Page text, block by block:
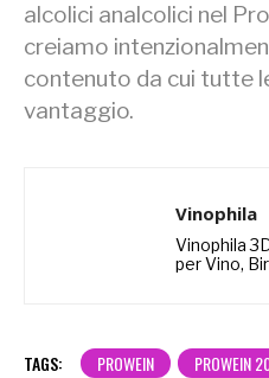
alcolici analcolici nel
creiamo
contenuto da cui tutte
vantaggio.
Vinophila
Vinophila
per Vino,
TAGS: PROWEIN PROWEIN